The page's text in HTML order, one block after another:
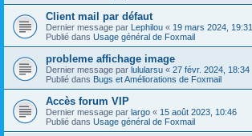
Client mail par défaut
Dernier message par Lephilou « 19 mars 2024, 19:31
Publié dans Usage général de Foxmail
probleme affichage image
Dernier message par lulularsu « 27 févr. 2024, 18:34
Publié dans Bugs et Améliorations de Foxmail
Accès forum VIP
Dernier message par largo « 15 août 2023, 10:46
Publié dans Usage général de Foxmail